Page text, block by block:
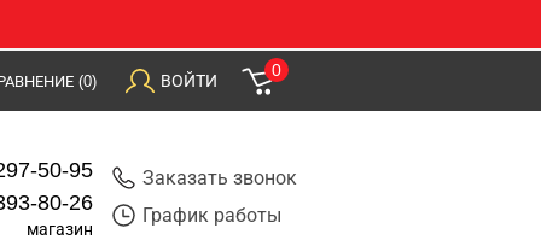
(0) ВОЙТИ
0
50-95
80-26
магазин
Заказать звонок
График работы